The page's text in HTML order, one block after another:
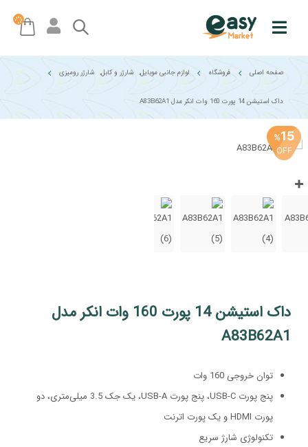
صفحه اصلی فروشگاه لوازم جانبی موبایل, شارژر و کابل, شارژر رومیزی
داک استیشن 14 پورت 160 وات انکر مدل ‌A83B62A1
داک استیشن 14 پورت 160 وات انکر مدل
‌A83B62A1
توان خروجی 160 وات
پنج پورت USB-C، پنج پورت USB-A، یک جک 3.5 میلی‌متری، دو
پورت HDMI و یک پورت اترنت
تکنولوژی شارژ سریع
15
%
OFF